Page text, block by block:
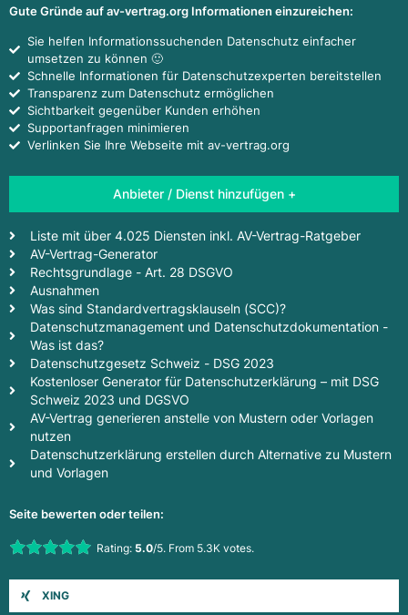
Gute Gründe auf av-vertrag.org Informationen einzureichen:
Sie helfen Informationssuchenden Datenschutz einfacher
umsetzen zu können 🙂
Schnelle Informationen für Datenschutzexperten bereitstellen
Transparenz zum Datenschutz ermöglichen
Sichtbarkeit gegenüber Kunden erhöhen
Supportanfragen minimieren
Verlinken Sie Ihre Webseite mit av-vertrag.org
Anbieter / Dienst hinzufügen +
Liste mit über 4.025 Diensten inkl. AV-Vertrag-Ratgeber
AV-Vertrag-Generator
Rechtsgrundlage - Art. 28 DSGVO
Ausnahmen
Was sind Standardvertragsklauseln (SCC)?
Datenschutzmanagement und Datenschutzdokumentation -
Was ist das?
Datenschutzgesetz Schweiz - DSG 2023
Kostenloser Generator für Datenschutzerklärung – mit DSG
Schweiz 2023 und DGSVO
AV-Vertrag generieren anstelle von Mustern oder Vorlagen
nutzen
Datenschutzerklärung erstellen durch Alternative zu Mustern
und Vorlagen
Seite bewerten oder teilen:
Rate this item:Rating: 5.0/5. From 5.3K votes.
XING